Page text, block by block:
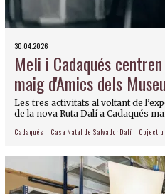
30.04.2026
Meli i Cadaqués
maig d'Amics dels
Les tres activitats al voltant de
de la nova Ruta Dalí a Cadaqués
Cadaqués Casa Natal de Salvador Dalí Objectiu